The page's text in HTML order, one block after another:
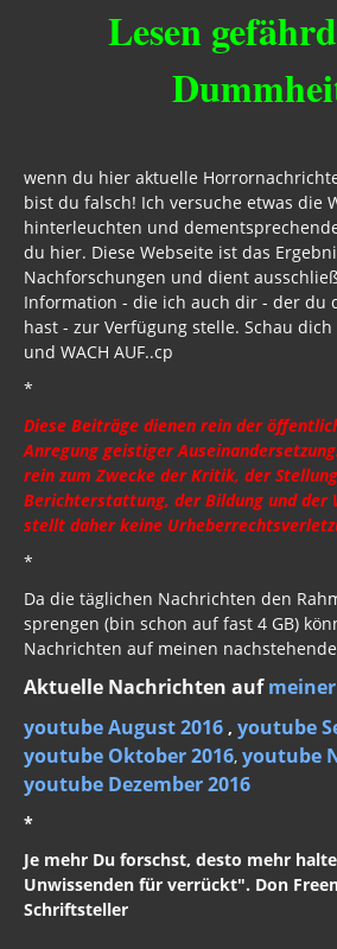
Genderismus
USA 2019
Wahrheit gegen MSM
Mark Passio
Außerirdische?
Vergangenheit
Zeitgeschichte
Neues Bewußtsein
Der globale Prädiktor
Satanischer Kalender
Geschichte 2020
Trump, Putin, Xi, der falsche
»Lolita Express« Jeffrey Epstein
Jason Mason
Kulturrevolution
Lesen
wenn du hier aktuelle
bist du falsch! Ich versuche etwas die
hinterleuchten und
du hier. Diese Webseite ist das
Nachforschungen und dient
Information - die ich auch dir - der du
hast - zur Verfügung stelle. Schau
und WACH AUF..cp
*
Diese Beiträge dienen rein der
Anregung geistiger
rein zum Zwecke der Kritik, der
Berichterstattung, der Bildung und der
stellt daher keine
*
Da die täglichen Nachrichten den
sprengen (bin schon auf fast 4 GB)
Nachrichten auf meinen
Aktuelle Nachrichten auf
youtube August 2016 , youtube
youtube Oktober 2016, youtube
youtube Dezember 2016
*
Je mehr Du forschst, desto mehr
Unwissenden für verrückt". Don
Schriftsteller